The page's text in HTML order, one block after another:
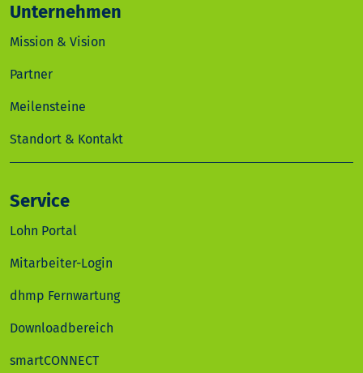
Unternehmen
Mission & Vision
Partner
Meilensteine
Standort & Kontakt
Service
Lohn Portal
Mitarbeiter-Login
dhmp Fernwartung
Downloadbereich
smartCONNECT